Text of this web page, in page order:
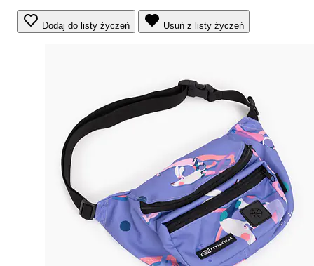
Dodaj do listy życzeń Usuń z listy życzeń